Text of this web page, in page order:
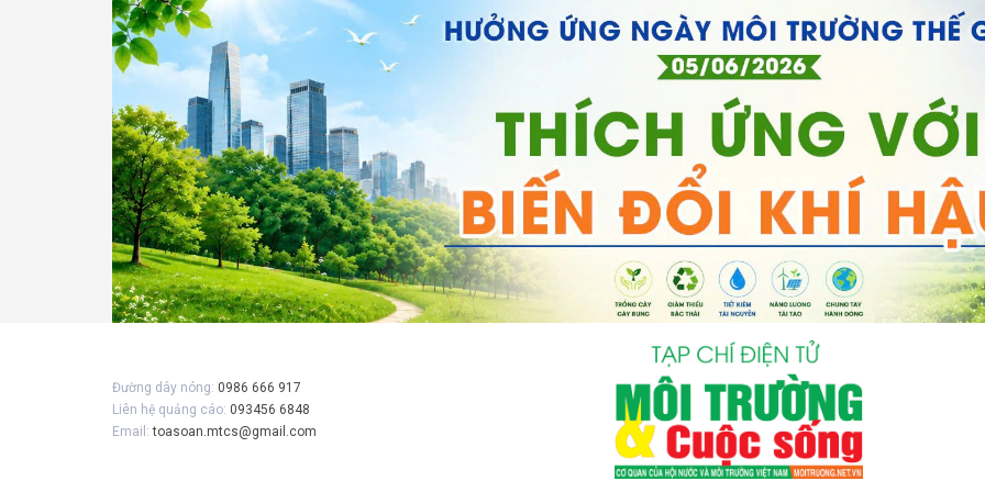
Đường dây nóng: 0986 666 917
Liên hệ quảng cáo: 093456 6848
Email:toasoan.mtcs@gmail.com
Gửi bình luận